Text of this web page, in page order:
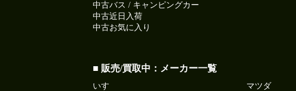
中古バス / キャンピングカー
中古近日入荷
中古お気に入り
■ 販売/買取中：メーカー一覧
いすゞ
マツダ